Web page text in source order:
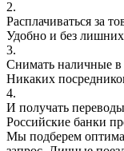
2.
Расплачиваться за
Удобно и без
3.
Снимать наличные в
Никаких
4.
И получать
Российские банки
Мы подберем